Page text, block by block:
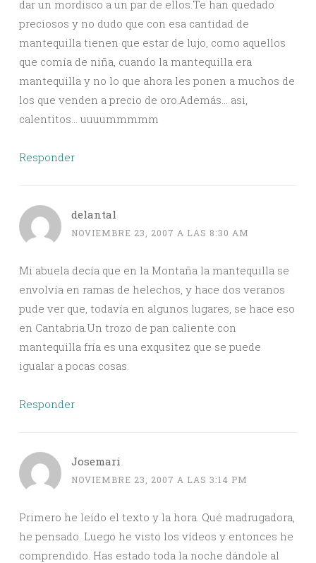
dar un mordisco a un par de ellos.Te han quedado
preciosos y no dudo que con esa cantidad de
mantequilla tienen que estar de lujo, como aquellos
que comía de niña, cuando la mantequilla era
mantequilla y no lo que ahora les ponen a muchos de
los que venden a precio de oro.Además… asi,
calentitos… uuuummmmm
Responder
delantal
NOVIEMBRE 23, 2007 A LAS 8:30 AM
Mi abuela decía que en la Montaña la mantequilla se
envolvía en ramas de helechos, y hace dos veranos
pude ver que, todavía en algunos lugares, se hace eso
en Cantabria.Un trozo de pan caliente con
mantequilla fría es una exqusitez que se puede
igualar a pocas cosas.
Responder
Josemari
NOVIEMBRE 23, 2007 A LAS 3:14 PM
Primero he leído el texto y la hora. Qué madrugadora,
he pensado. Luego he visto los vídeos y entonces he
comprendido. Has estado toda la noche dándole al